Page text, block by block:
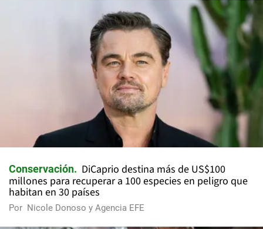
Conservación
DiCaprio destina más de US$100
millones para recuperar a 100 especies en peligro que
habitan en 30 países
Por Nicole Donoso y Agencia EFE